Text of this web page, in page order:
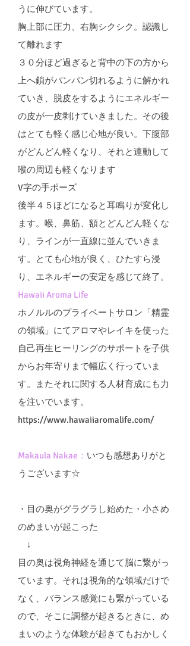
うに伸びています。
胸上部に圧力、右胸シクシク。認識し
て離れます
３０分ほど過ぎると背中の下の方から
上へ鎖がパンパン切れるように解かれ
ていき、脱皮をするようにエネルギー
の皮が一皮剥けていきました。その後
はとても軽く感じ心地が良い。下腹部
がどんどん軽くなり、それと連動して
喉の周辺も軽くなります
V字の手ポーズ
後半４５ほどになると耳鳴りが変化し
ます。喉、鼻筋、額とどんどん軽くな
り、ラインが一直線に並んでいきま
す。とても心地が良く、ひたすら浸
り、エネルギーの安定を感じて終了。
Hawaii Aroma Life
ホノルルのプライベートサロン「精霊
の領域」にてアロマやレイキを使った
自己再生ヒーリングのサポートを子供
からお年寄りまで幅広く行っていま
す。またそれに関する人材育成にも力
を注いでいます。
https://www.hawaiiaromalife.com/
Makaula Nakae： いつも感想ありがと
うございます☆
・目の奥がグラグラし始めた・小さめ
のめまいが起こった
↓
目の奥は視角神経を通じて脳に繋がっ
ています。それは視角的な領域だけで
なく、バランス感覚にも繋がっている
ので、そこに調整が起きるときに、め
まいのような体験が起きてもおかしく